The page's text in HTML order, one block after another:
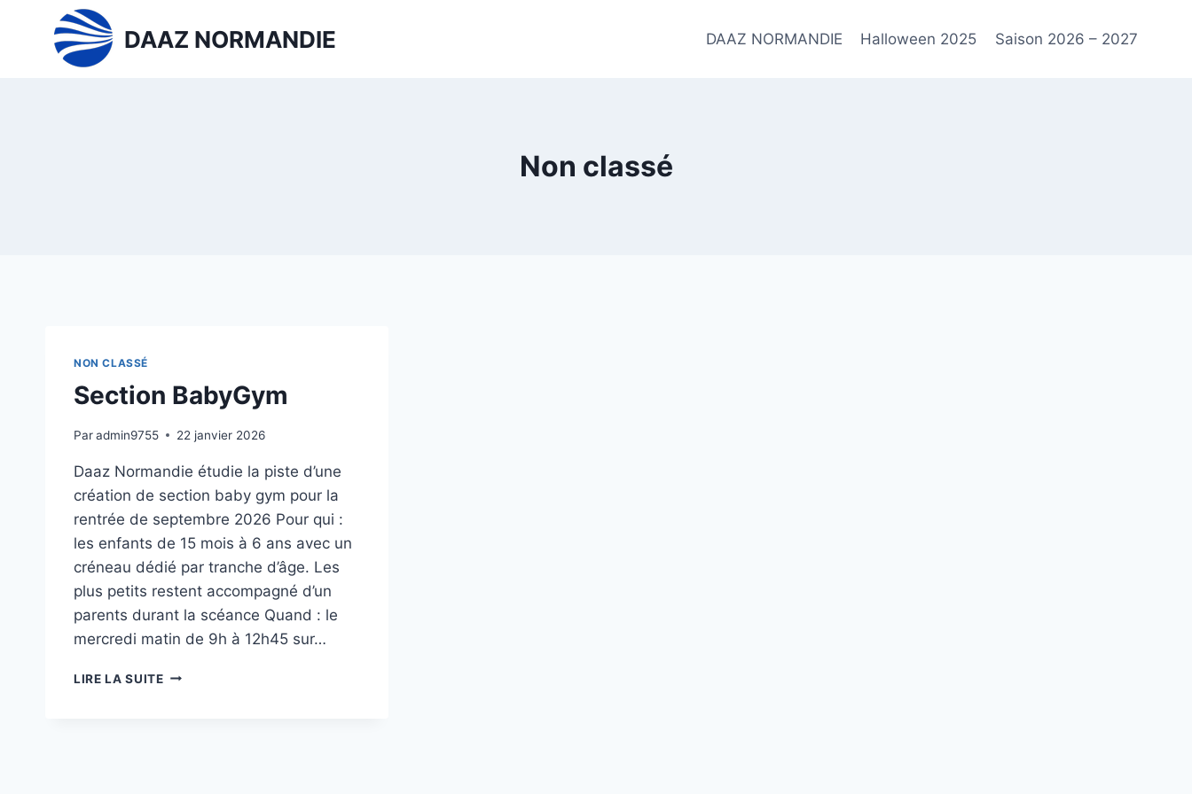
DAAZ NORMANDIE DAAZ NORMANDIE Halloween 2025 Saison 2026 – 2027
Non classé
NON CLASSÉ
Section BabyGym
Paradmin9755 22 janvier 2026
Daaz Normandie étudie la piste d’une
création de section baby gym pour la
rentrée de septembre 2026 Pour qui :
les enfants de 15 mois à 6 ans avec un
créneau dédié par tranche d’âge. Les
plus petits restent accompagné d’un
parents durant la scéance Quand : le
mercredi matin de 9h à 12h45 sur…
LIRE LA SUITESECTION